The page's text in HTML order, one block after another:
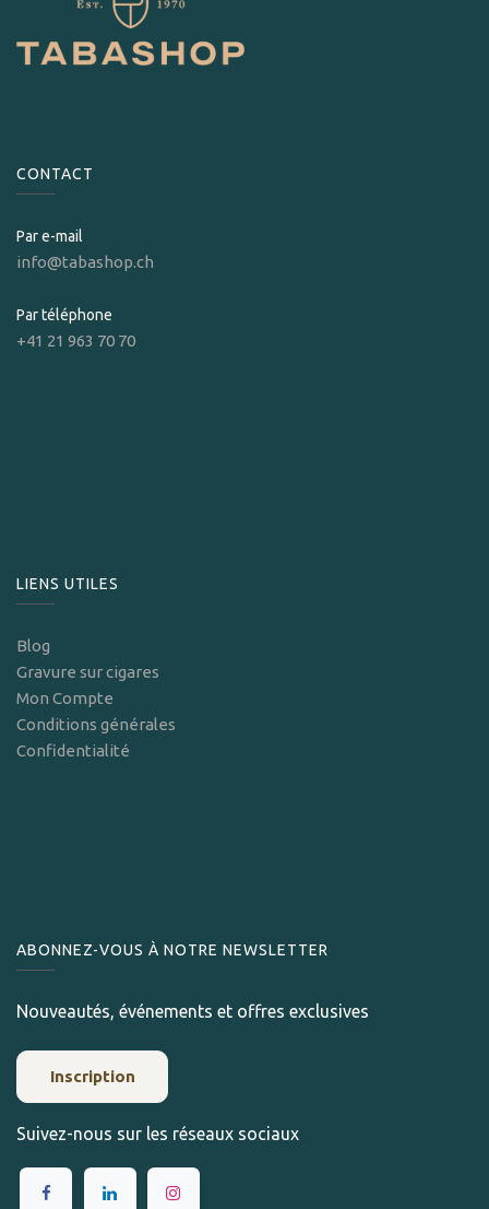
CONTACT
Par e-mail
info@tabashop.ch
Par téléphone
+41 21 963 70 70
LIENS UTILES
Blog
Gravure sur cigares
Mon Compte
Conditions générales
Confidentialité
ABONNEZ-VOUS À NOTRE NEWSLETTER
Nouveautés, événements et offres exclusives
Inscription
Suivez-nous sur les réseaux sociaux